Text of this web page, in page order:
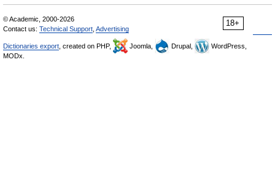
18+
© Academic, 2000-2026
Contact us: Technical Support Advertising
Dictionaries export , created on PHP, Joomla, Drupal,
WordPress,
MODx.